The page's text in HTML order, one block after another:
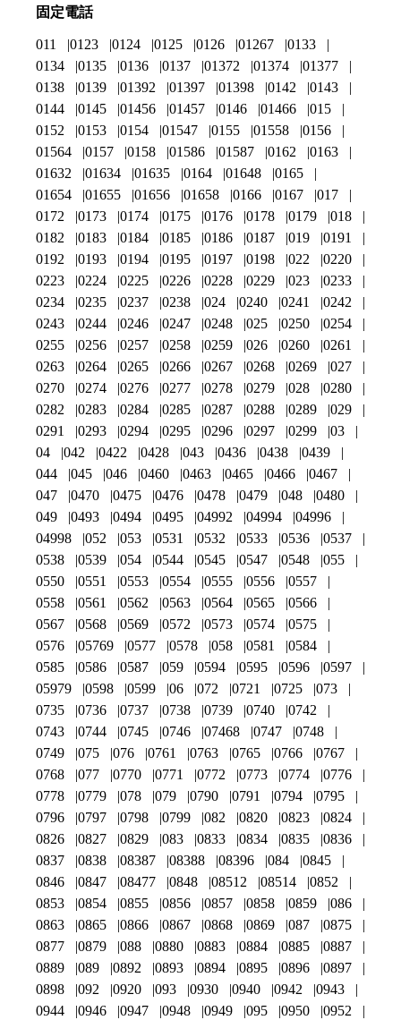
固定電話
011 0123 0124 0125 0126 01267
0133
0134
0135 0136 0137 01372 01374
01377
0138
0139 01392 01397 01398 0142
0143
0144
0145 01456 01457 0146 01466
015
0152
0153 0154 01547 0155 01558
0156
01564
0157 0158 01586 01587 0162
0163
01632
01634 01635 0164 01648
0165
01654
01655 01656 01658 0166 0167
017
0172
0173 0174 0175 0176 0178 0179
018
0182
0183 0184 0185 0186 0187 019
0191
0192
0193 0194 0195 0197 0198 022
0220
0223
0224 0225 0226 0228 0229 023
0233
0234
0235 0237 0238 024 0240 0241
0242
0243
0244 0246 0247 0248 025 0250
0254
0255
0256 0257 0258 0259 026 0260
0261
0263
0264 0265 0266 0267 0268 0269
027
0270
0274 0276 0277 0278 0279 028
0280
0282
0283 0284 0285 0287 0288 0289
029
0291
0293 0294 0295 0296 0297 0299
03
04
042 0422 0428 043 0436 0438
0439
044
045 046 0460 0463 0465 0466
0467
047
0470 0475 0476 0478 0479 048
0480
049
0493 0494 0495 04992 04994
04996
04998
052 053 0531 0532 0533 0536
0537
0538
0539 054 0544 0545 0547 0548
055
0550
0551 0553 0554 0555 0556
0557
0558
0561 0562 0563 0564 0565
0566
0567
0568 0569 0572 0573 0574
0575
0576
05769 0577 0578 058 0581
0584
0585
0586 0587 059 0594 0595 0596
0597
05979
0598 0599 06 072 0721 0725
073
0735
0736 0737 0738 0739 0740
0742
0743
0744 0745 0746 07468 0747
0748
0749
075 076 0761 0763 0765 0766
0767
0768
077 0770 0771 0772 0773 0774
0776
0778
0779 078 079 0790 0791 0794
0795
0796
0797 0798 0799 082 0820 0823
0824
0826
0827 0829 083 0833 0834 0835
0836
0837
0838 08387 08388 08396 084
0845
0846
0847 08477 0848 08512 08514
0852
0853
0854 0855 0856 0857 0858 0859
086
0863
0865 0866 0867 0868 0869 087
0875
0877
0879 088 0880 0883 0884 0885
0887
0889
089 0892 0893 0894 0895 0896
0897
0898
092 0920 093 0930 0940 0942
0943
0944
0946 0947 0948 0949 095 0950
0952